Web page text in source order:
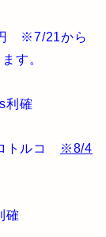
円 ※7/21から
す。
利確
トルコ
※8/4
確